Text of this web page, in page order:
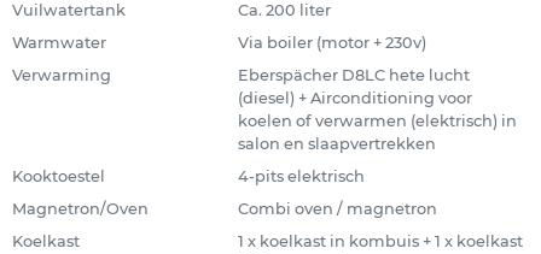
Vuilwatertank
Ca. 200 liter
Warmwater
Via boiler (motor + 230v)
Verwarming
Eberspächer D8LC hete lucht
(diesel) + Airconditioning voor
koelen of verwarmen (elektrisch) in
salon en slaapvertrekken
Kooktoestel
4-pits elektrisch
Magnetron/Oven
Combi oven / magnetron
Koelkast
1 x koelkast in kombuis + 1 x koelkast